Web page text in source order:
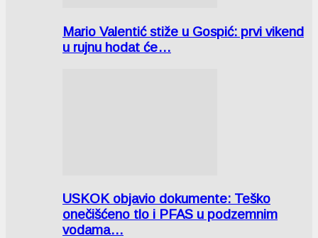
Mario Valentić stiže u Gospić: prvi vikend
u rujnu hodat će…
USKOK objavio dokumente: Teško
onečišćeno tlo i PFAS u podzemnim
vodama…